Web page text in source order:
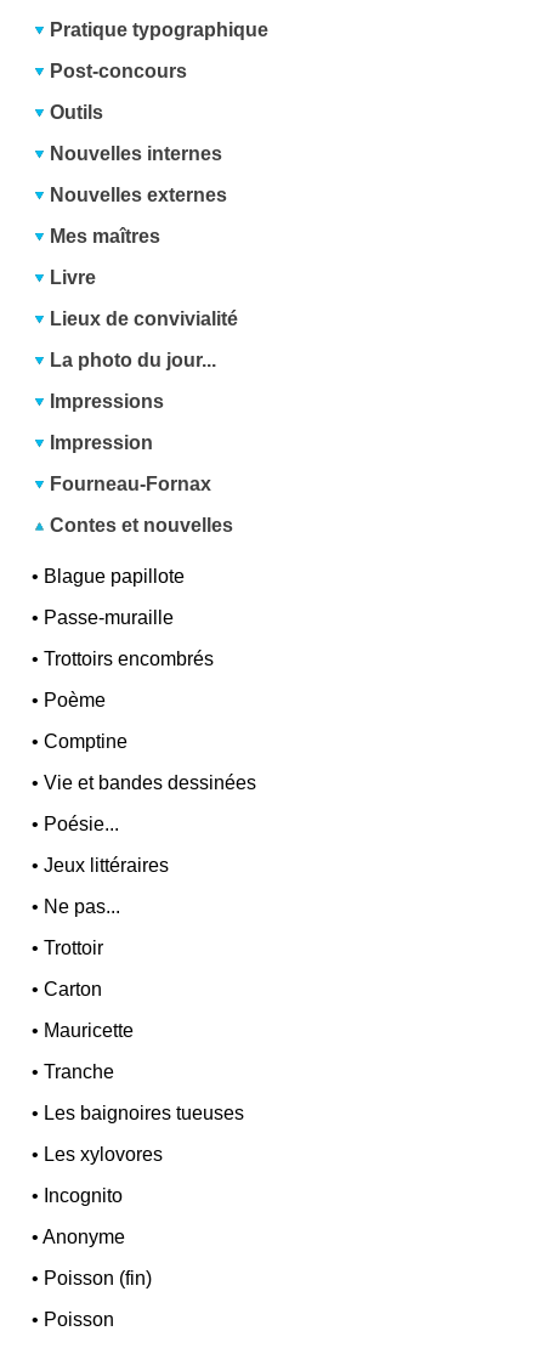
Pratique typographique
Post-concours
Outils
Nouvelles internes
Nouvelles externes
Mes maîtres
Livre
Lieux de convivialité
La photo du jour...
Impressions
Impression
Fourneau-Fornax
Contes et nouvelles
• Blague papillote
• Passe-muraille
•Trottoirs encombrés
• Poème
•Comptine
•Vie et bandes dessinées
• Poésie...
•Jeux littéraires
• Ne pas...
•Trottoir
•Carton
• Mauricette
•Tranche
• Les baignoires tueuses
• Les xylovores
• Incognito
•Anonyme
• Poisson (fin)
• Poisson